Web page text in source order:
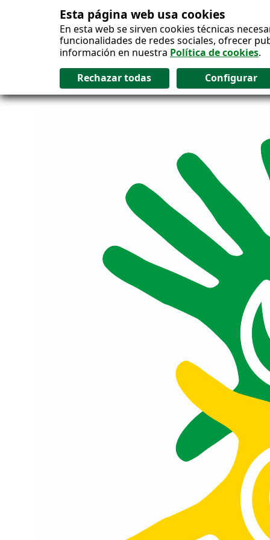
Esta página web usa cookies
En esta web se sirven cookies técnicas
funcionalidades de redes sociales, ofrecer
información en nuestra Política de cookies.
Salto al contenido